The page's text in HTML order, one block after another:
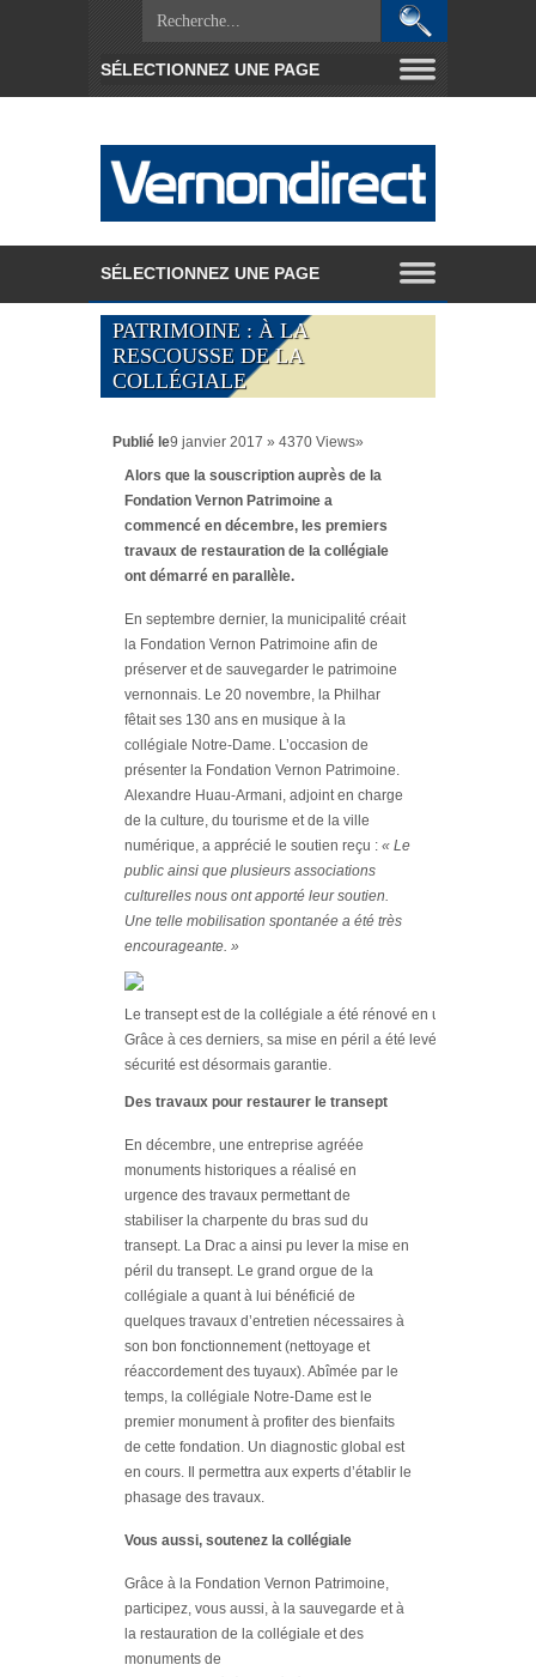
PATRIMOINE : À LA
RESCOUSSE DE LA
COLLÉGIALE
Publié le9 janvier 2017 » 4370 Views»
Alors que la souscription auprès de la
Fondation Vernon Patrimoine a
commencé en décembre, les premiers
travaux de restauration de la collégiale
ont démarré en parallèle.
En septembre dernier, la municipalité créait
la Fondation Vernon Patrimoine afin de
préserver et de sauvegarder le patrimoine
vernonnais. Le 20 novembre, la Philhar
fêtait ses 130 ans en musique à la
collégiale Notre-Dame. L’occasion de
présenter la Fondation Vernon Patrimoine.
Alexandre Huau-Armani, adjoint en charge
de la culture, du tourisme et de la ville
numérique, a apprécié le soutien reçu : « Le
public ainsi que plusieurs associations
culturelles nous ont apporté leur soutien.
Une telle mobilisation spontanée a été très
encourageante. »
Le transept est de la collégiale a été rénové en urgence.
Grâce à ces derniers, sa mise en péril a été levée. La
sécurité est désormais garantie.
Des travaux pour restaurer le transept
En décembre, une entreprise agréée
monuments historiques a réalisé en
urgence des travaux permettant de
stabiliser la charpente du bras sud du
transept. La Drac a ainsi pu lever la mise en
péril du transept. Le grand orgue de la
collégiale a quant à lui bénéficié de
quelques travaux d’entretien nécessaires à
son bon fonctionnement (nettoyage et
réaccordement des tuyaux). Abîmée par le
temps, la collégiale Notre-Dame est le
premier monument à profiter des bienfaits
de cette fondation. Un diagnostic global est
en cours. Il permettra aux experts d’établir le
phasage des travaux.
Vous aussi, soutenez la collégiale
Grâce à la Fondation Vernon Patrimoine,
participez, vous aussi, à la sauvegarde et à
la restauration de la collégiale et des
monuments de